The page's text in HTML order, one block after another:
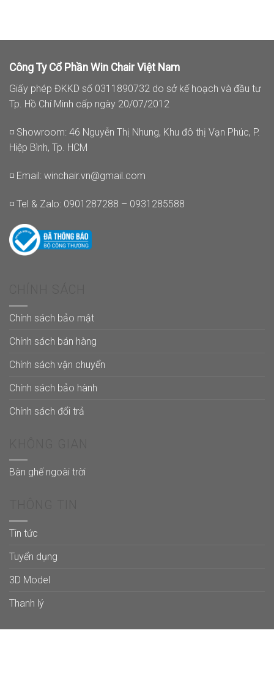
Công Ty Cổ Phần Win Chair Việt Nam
Giấy phép ĐKKD số 0311890732 do sở kế hoạch và đầu tư
Tp. Hồ Chí Minh cấp ngày 20/07/2012
◽ Showroom: 46 Nguyễn Thị Nhung, Khu đô thị Vạn Phúc, P.
Hiệp Bình, Tp. HCM
◽ Email: winchair.vn@gmail.com
◽ Tel & Zalo: 0901287288 – 0931285588
Chính sách bảo mật
Chính sách bán hàng
Chính sách vận chuyển
Chính sách bảo hành
Chính sách đổi trả
Bàn ghế ngoài trời
Tin tức
Tuyển dụng
3D Model
Thanh lý